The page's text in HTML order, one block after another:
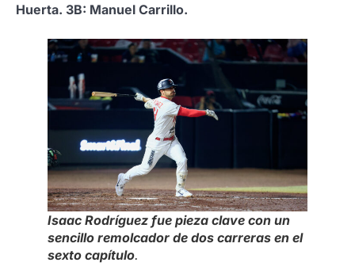
Huerta. 3B: Manuel Carrillo.
Isaac Rodríguez fue pieza clave con un
sencillo remolcador de dos carreras en el
sexto capítulo.